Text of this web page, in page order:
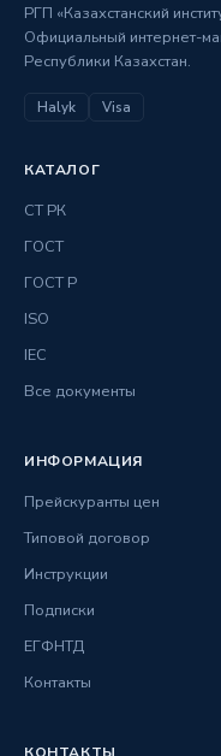
РГП «Казахстанский
Официальный интернет-
Республики Казахстан.
Halyk Visa
КАТАЛОГ
СТ РК
ГОСТ
ГОСТ Р
ISO
IEC
Все документы
ИНФОРМАЦИЯ
Прейскуранты цен
Типовой договор
Инструкции
Подписки
ЕГФНТД
Контакты
КОНТАКТЫ